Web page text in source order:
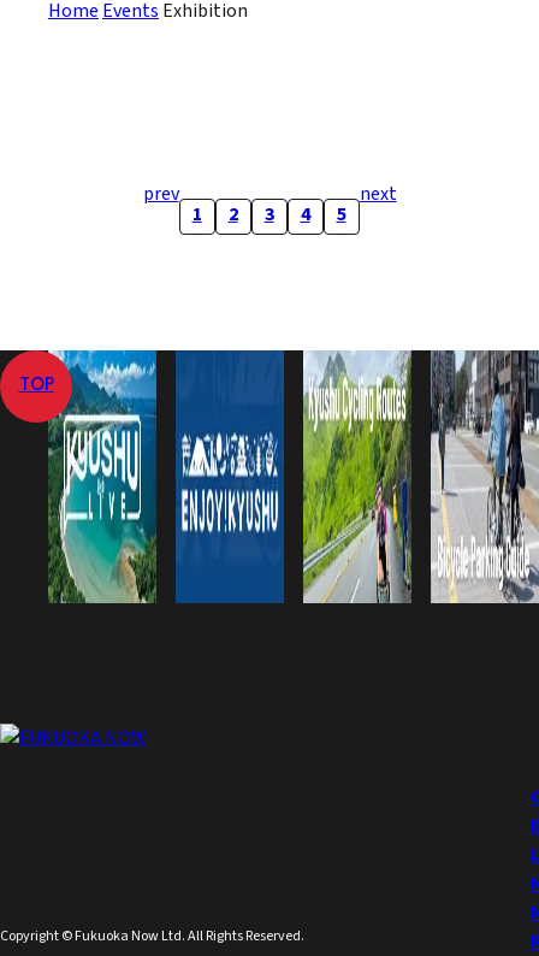
Home Events Exhibition
prev next
1 2 3 4 5
TOP
Copyright © Fukuoka Now Ltd. All Rights Reserved.